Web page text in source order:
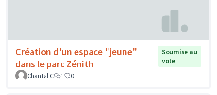
Création d'un espace "jeune"
dans le parc Zénith
Soumise au
vote
Chantal C
1 0